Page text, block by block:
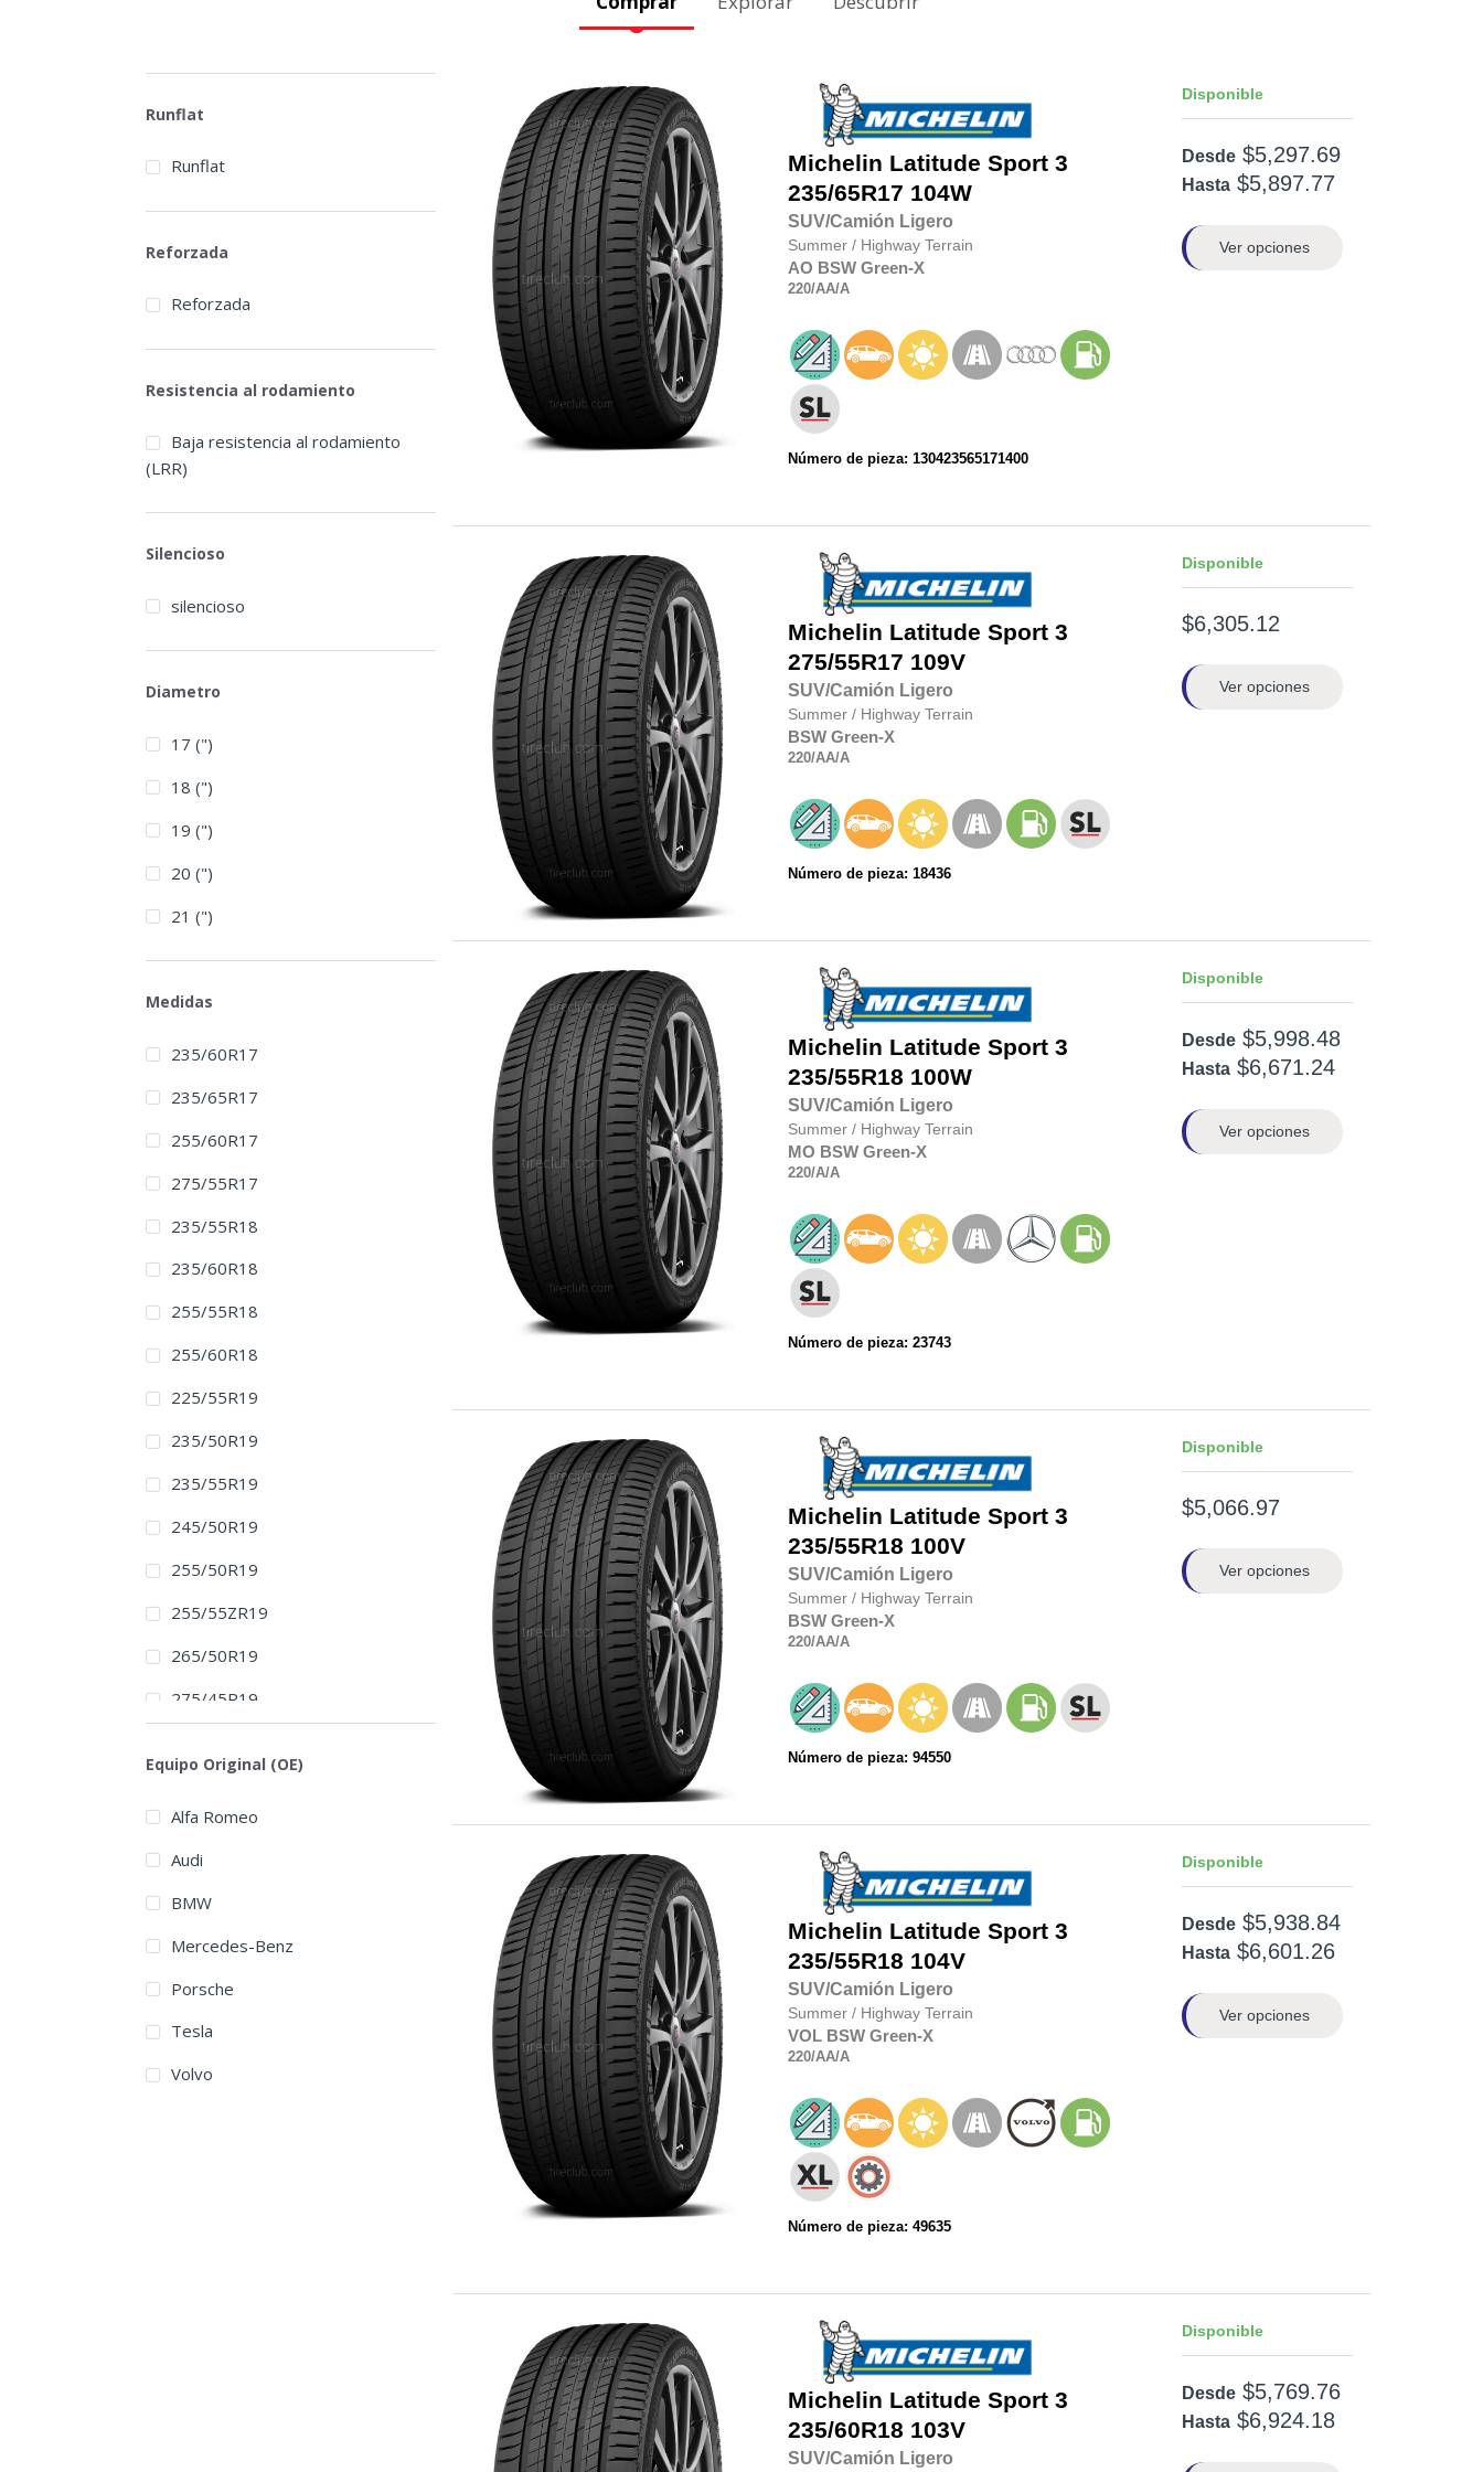
Michelin Latitude Sport 3
235/65R17 104W
SUV/Camión Ligero
Summer / Highway Terrain
AO BSW Green-X
220/AA/A
Número de pieza: 130423565171400
Disponible
Desde $5,297.69
Hasta $5,897.77
Ver opciones
Michelin Latitude Sport 3
275/55R17 109V
SUV/Camión Ligero
Summer / Highway Terrain
BSW Green-X
220/AA/A
Número de pieza: 18436
Disponible
$6,305.12
Ver opciones
Michelin Latitude Sport 3
235/55R18 100W
SUV/Camión Ligero
Summer / Highway Terrain
MO BSW Green-X
220/A/A
Número de pieza: 23743
Disponible
Desde $5,998.48
Hasta $6,671.24
Ver opciones
Michelin Latitude Sport 3
235/55R18 100V
SUV/Camión Ligero
Summer / Highway Terrain
BSW Green-X
220/AA/A
Número de pieza: 94550
Disponible
$5,066.97
Ver opciones
Michelin Latitude Sport 3
235/55R18 104V
SUV/Camión Ligero
Summer / Highway Terrain
VOL BSW Green-X
220/AA/A
Número de pieza: 49635
Disponible
Desde $5,938.84
Hasta $6,601.26
Ver opciones
Michelin Latitude Sport 3
235/60R18 103V
SUV/Camión Ligero
Disponible
Desde $5,769.76
Hasta $6,924.18
Runflat
Runflat
Reforzada
Reforzada
Resistencia al rodamiento
Baja resistencia al rodamiento
(LRR)
Silencioso
silencioso
Diametro
17 (")
18 (")
19 (")
20 (")
21 (")
Medidas
235/60R17
235/65R17
255/60R17
275/55R17
235/55R18
235/60R18
255/55R18
255/60R18
225/55R19
235/50R19
235/55R19
245/50R19
255/50R19
255/55ZR19
265/50R19
275/45R19
245/45R20
255/45R20
255/45ZR20
265/45R20
265/50R20
275/40R20
275/45R20
Equipo Original (OE)
Alfa Romeo
Audi
BMW
Mercedes-Benz
Porsche
Tesla
Volvo